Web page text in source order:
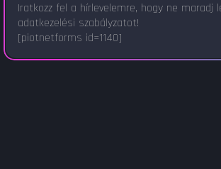
Iratkozz fel a hírlevelemre, hogy ne
adatkezelési szabályzatot!
[piotnetforms id=1140]